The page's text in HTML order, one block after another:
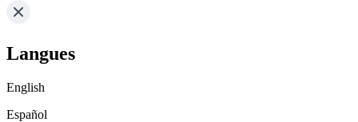
Langues
English
Español